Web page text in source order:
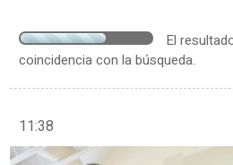
El
coincidencia con la búsqueda.
11:38